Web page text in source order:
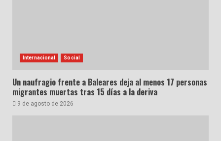
Internacional Social
Un naufragio frente a Baleares deja al menos 17 personas
migrantes muertas tras 15 días a la deriva
9 de agosto de 2026